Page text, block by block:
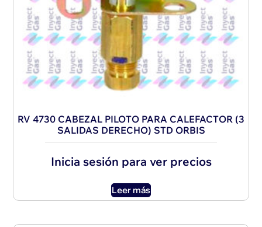
RV 4730 CABEZAL PILOTO PARA CALEFACTOR (3
SALIDAS DERECHO) STD ORBIS
Inicia sesión para ver precios
Leer más